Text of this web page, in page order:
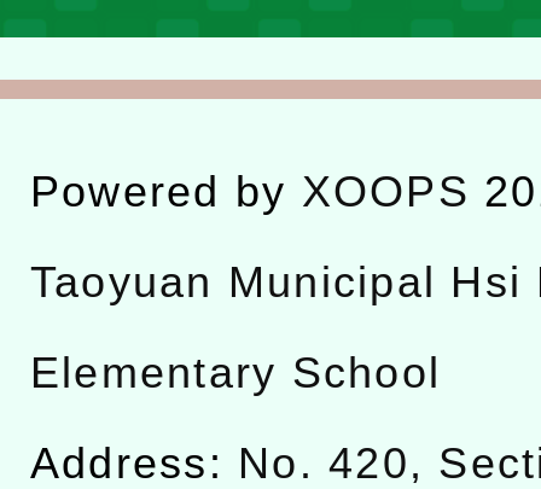
Powered by XOOPS
Taoyuan Municipal Hsi
Elementary School
Address: No. 420,